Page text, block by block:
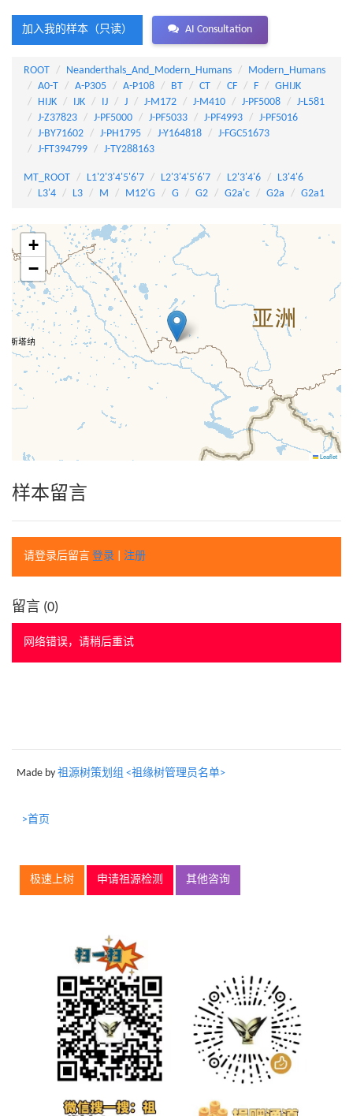
加入我的样本（只读） AI Consultation
ROOT Neanderthals_And_Modern_Humans
Modern_Humans
A0-T
A-P305 A-P108 BT CT CF F
GHIJK
HIJK
IJK IJ J J-M172 J-M410 J-PF5008
J-L581
J-Z37823
J-PF5000 J-PF5033 J-PF4993
J-PF5016
J-BY71602
J-PH1795 J-Y164818
J-FGC51673
J-FT394799
J-TY288163
MT_ROOT L1'2'3'4'5'6'7 L2'3'4'5'6'7 L2'3'4'6
L3'4'6
L3'4
L3 M M12'G G G2 G2a'c G2a G2a1
+
−
Leaflet
样本留言
请登录后留言 登录 注册
留言 (0)
网络错误，请稍后重试
Made by 祖源树策划组 <祖缘树管理员名单>
>首页
极速上树 申请祖源检测 其他咨询